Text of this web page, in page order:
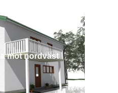
mot nordväst